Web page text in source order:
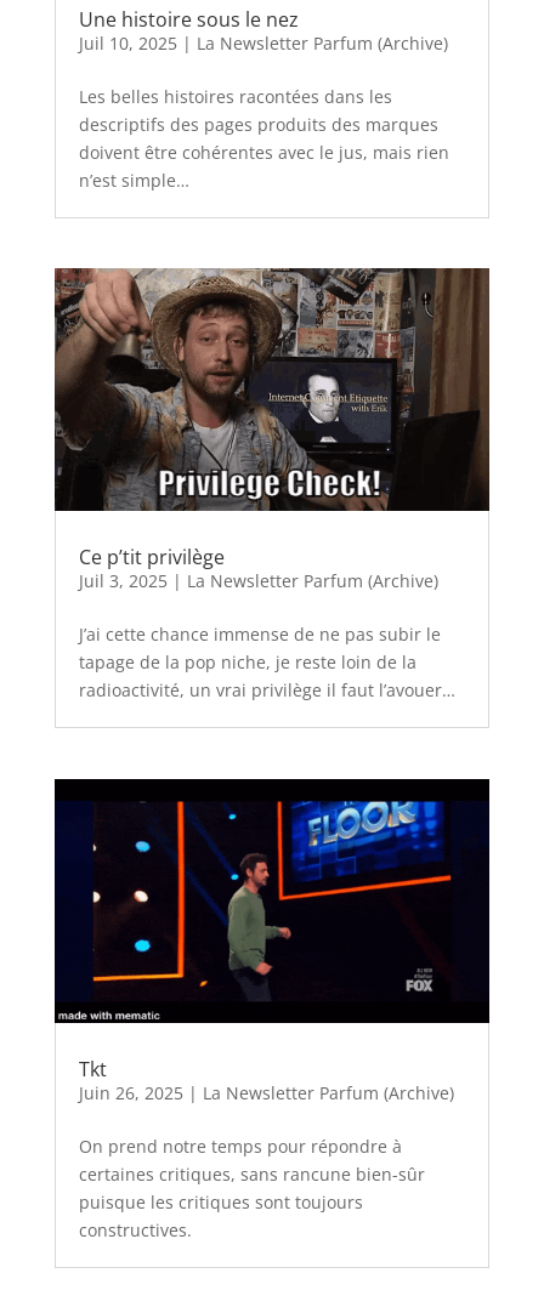
Une histoire sous le nez
Juil 10, 2025| La Newsletter Parfum (Archive)
Les belles histoires racontées dans les
descriptifs des pages produits des marques
doivent être cohérentes avec le jus, mais rien
n’est simple…
Ce p’tit privilège
Juil 3, 2025| La Newsletter Parfum (Archive)
J’ai cette chance immense de ne pas subir le
tapage de la pop niche, je reste loin de la
radioactivité, un vrai privilège il faut l’avouer…
Tkt
Juin 26, 2025| La Newsletter Parfum (Archive)
On prend notre temps pour répondre à
certaines critiques, sans rancune bien-sûr
puisque les critiques sont toujours
constructives.